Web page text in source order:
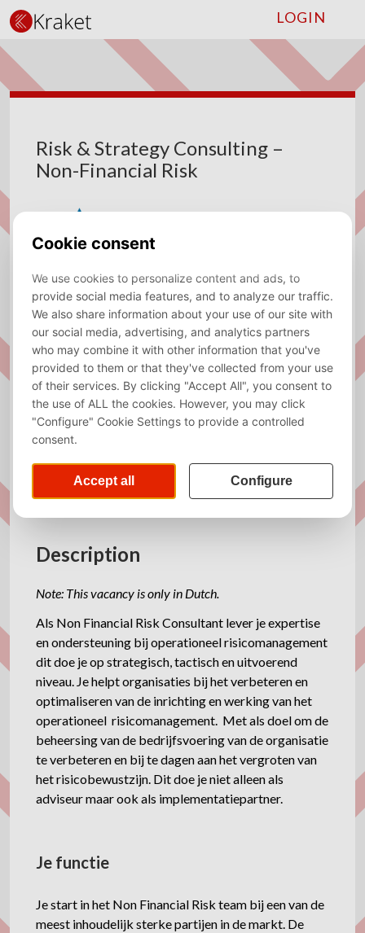
LOGIN
Risk & Strategy Consulting –
Non-Financial Risk
Company
Type
Fulltime
Location
Amsterdam
Sector
Actuarial, Consulting, Data Science,
Finance, Insurances, Risk
Management
Required
language
Dutch
https://www.aaa-riskfinance.nl/
Description
Note: This vacancy is only in Dutch.
Als Non Financial Risk Consultant lever je expertise
en ondersteuning bij operationeel risicomanagement
dit doe je op strategisch, tactisch en uitvoerend
niveau. Je helpt organisaties bij het verbeteren en
optimaliseren van de inrichting en werking van het
operationeel risicomanagement. Met als doel om de
beheersing van de bedrijfsvoering van de organisatie
te verbeteren en bij te dagen aan het vergroten van
het risicobewustzijn. Dit doe je niet alleen als
adviseur maar ook als implementatiepartner.
Je functie
Je start in het Non Financial Risk team bij een van de
meest inhoudelijk sterke partijen in de markt. De